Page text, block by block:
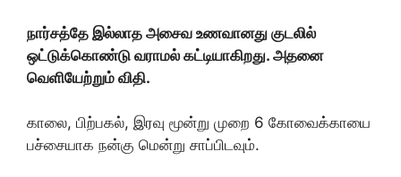
நார்சத்தே இல்லாத அசைவ உணவானது குடலில்
ஒட்டுக்கொண்டு வராமல் கட்டியாகிறது. அதனை
வெளியேற்றும் விதி.
காலை, பிற்பகல், இரவு மூன்று முறை 6 கோவைக்காயை
பச்சையாக நன்கு மென்று சாப்பிடவும்.